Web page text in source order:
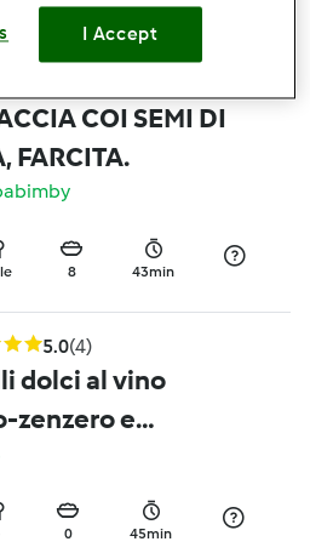
4 50min
COI SEMI DI
FARCITA.
8 43min
5.0(4)
dolci al vino
zenzero e
0 45min
I Accept